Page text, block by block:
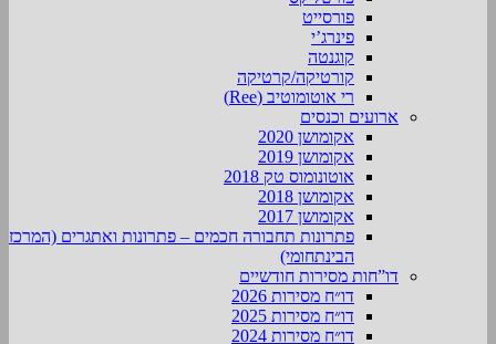
פורסייט
פינרג’י
קוגנטה
קורטיקה/קרטיקה
רי אוטומוטיב (Ree)
ארועים וכנסים
אקומושן 2020
אקומושן 2019
אוטונומוס טק 2018
אקומושן 2018
אקומושן 2017
פתרונות תחבורה חכמים – פתרונות ואתגרים (המרכז
הבינתחומי)
דו”חות מסירות חודשיים
דו״ח מסירות 2026
דו״ח מסירות 2025
דו״ח מסירות 2024